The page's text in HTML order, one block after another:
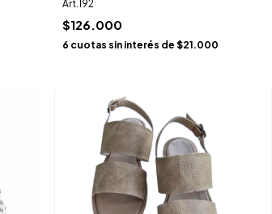
Art.192
$126.000
6 cuotas sin interés de$21.000